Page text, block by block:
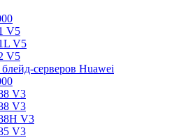
V5
V5
V5
серверов Huawei
V3
V3
V3
V3